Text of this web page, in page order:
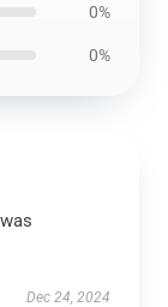
0%
0%
Dec 24, 2024